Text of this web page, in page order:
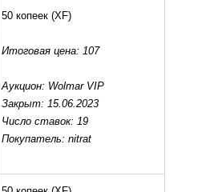
50 копеек(XF)
Итоговая цена: 107
Аукцион: Wolmar VIP
Закрыт: 15.06.2023
Число ставок: 19
Покупатель: nitrat